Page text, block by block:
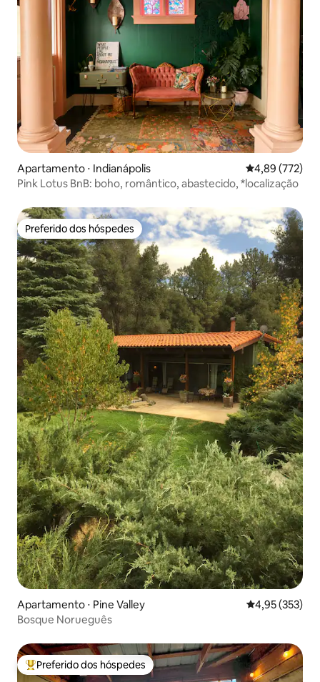
Apartamento ⋅ Indianápolis 4,89 de uma
4,89 (772)
Pink Lotus BnB: boho, romântico, abastecido, *localização
Preferido dos hóspedes
Preferido dos hóspedes
Apartamento ⋅ Pine Valley 4,95 de uma
4,95 (353)
Bosque Norueguês
Entre os melhores preferidos dos hóspedes
Preferido dos hóspedes